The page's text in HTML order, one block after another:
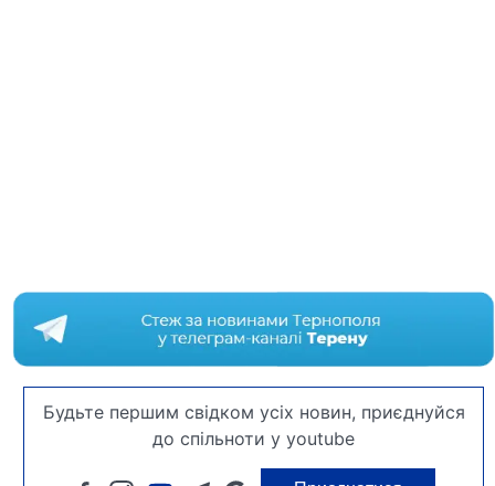
Будьте першим свідком усіх новин, приєднуйся
до спільноти у youtube